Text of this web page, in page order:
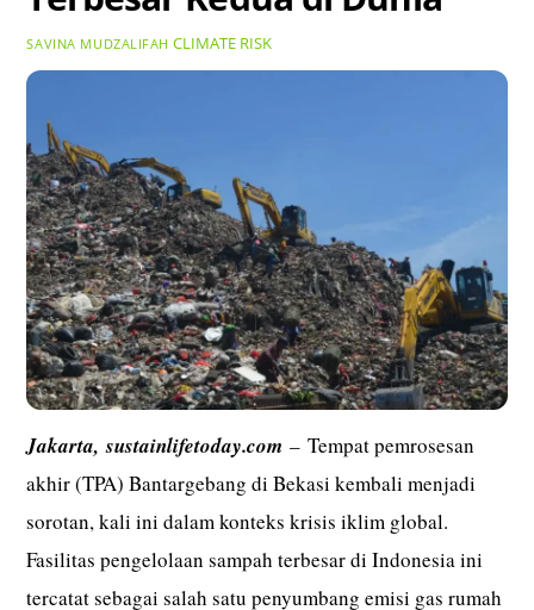
SAVINA MUDZALIFAH CLIMATE RISK
Jakarta,sustainlifetoday.com– Tempat pemrosesan
akhir (TPA) Bantargebang di Bekasi kembali menjadi
sorotan, kali ini dalam konteks krisis iklim global.
Fasilitas pengelolaan sampah terbesar di Indonesia ini
tercatat sebagai salah satu penyumbang emisi gas rumah